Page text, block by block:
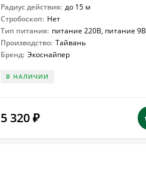
Радиус действия: до 15 м
Стробоскоп: Нет
Тип питания: питание 220В, питание 9В
Производство: Тайвань
Бренд: Экоснайпер
В НАЛИЧИИ
5 320₽